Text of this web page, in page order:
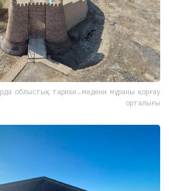
облыстық тарихи-мәдени мұраны қорғау
орталығы